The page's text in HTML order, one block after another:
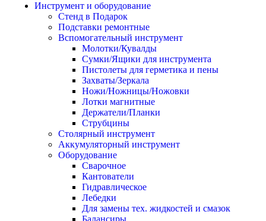
Инструмент и оборудование
Стенд в Подарок
Подставки ремонтные
Вспомогательный инструмент
Молотки/Кувалды
Сумки/Ящики для инструмента
Пистолеты для герметика и пены
Захваты/Зеркала
Ножи/Ножницы/Ножовки
Лотки магнитные
Держатели/Планки
Струбцины
Столярный инструмент
Аккумуляторный инструмент
Оборудование
Сварочное
Кантователи
Гидравлическое
Лебедки
Для замены тех. жидкостей и смазок
Балансиры